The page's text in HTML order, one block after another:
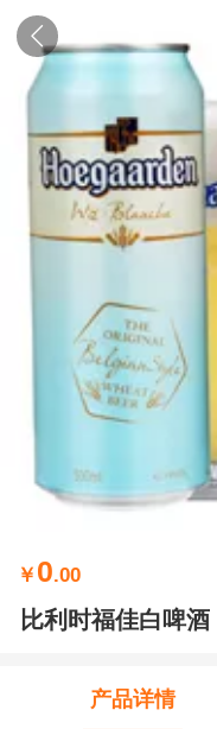
￥ 0.00
比利时福佳白啤酒
产品详情